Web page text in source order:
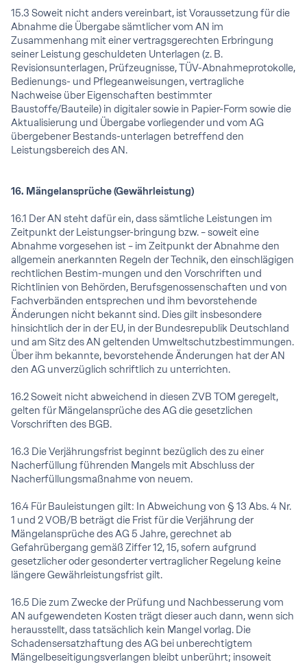
15.3 Soweit nicht anders vereinbart, ist Voraussetzung für die
Abnahme die Übergabe sämtlicher vom AN im
Zusammenhang mit einer vertragsgerechten Erbringung
seiner Leistung geschuldeten Unterlagen (z. B.
Revisionsunterlagen, Prüfzeugnisse, TÜV-Abnahmeprotokolle,
Bedienungs- und Pflegeanweisungen, vertragliche
Nachweise über Eigenschaften bestimmter
Baustoffe/Bauteile) in digitaler sowie in Papier-Form sowie die
Aktualisierung und Übergabe vorliegender und vom AG
übergebener Bestands-unterlagen betreffend den
Leistungsbereich des AN.
16. Mängelansprüche (Gewährleistung)
16.1 Der AN steht dafür ein, dass sämtliche Leistungen im
Zeitpunkt der Leistungser-bringung bzw. – soweit eine
Abnahme vorgesehen ist – im Zeitpunkt der Abnahme den
allgemein anerkannten Regeln der Technik, den einschlägigen
rechtlichen Bestim-mungen und den Vorschriften und
Richtlinien von Behörden, Berufsgenossenschaften und von
Fachverbänden entsprechen und ihm bevorstehende
Änderungen nicht bekannt sind. Dies gilt insbesondere
hinsichtlich der in der EU, in der Bundesrepublik Deutschland
und am Sitz des AN geltenden Umweltschutzbestimmungen.
Über ihm bekannte, bevorstehende Änderungen hat der AN
den AG unverzüglich schriftlich zu unterrichten.
16.2 Soweit nicht abweichend in diesen ZVB TOM geregelt,
gelten für Mängelansprüche des AG die gesetzlichen
Vorschriften des BGB.
16.3 Die Verjährungsfrist beginnt bezüglich des zu einer
Nacherfüllung führenden Mangels mit Abschluss der
Nacherfüllungsmaßnahme von neuem.
16.4 Für Bauleistungen gilt: In Abweichung von § 13 Abs. 4 Nr.
1 und 2 VOB/B beträgt die Frist für die Verjährung der
Mängelansprüche des AG 5 Jahre, gerechnet ab
Gefahrübergang gemäß Ziffer 12, 15, sofern aufgrund
gesetzlicher oder gesonderter vertraglicher Regelung keine
längere Gewährleistungsfrist gilt.
16.5 Die zum Zwecke der Prüfung und Nachbesserung vom
AN aufgewendeten Kosten trägt dieser auch dann, wenn sich
herausstellt, dass tatsächlich kein Mangel vorlag. Die
Schadensersatzhaftung des AG bei unberechtigtem
Mängelbeseitigungsverlangen bleibt unberührt; insoweit